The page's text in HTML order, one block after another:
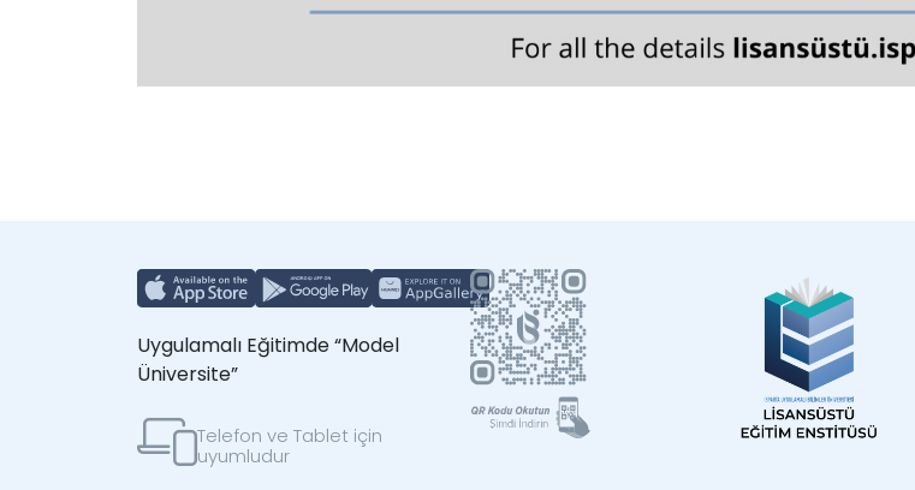
Uygulamalı Eğitimde “Model
Üniversite”
Telefon ve Tablet için
uyumludur